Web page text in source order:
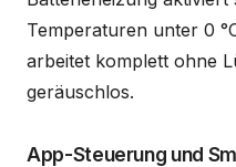
Temperaturen unter 0
arbeitet komplett ohne
geräuschlos.
App-Steuerung und